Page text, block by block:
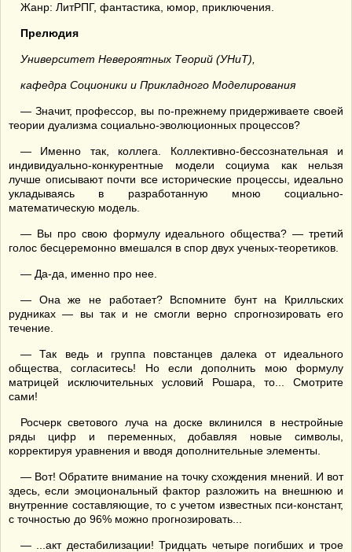
Жанр: ЛитРПГ, фантастика, юмор, приключения.
Прелюдия
Университет Невероятных Теорий (УНиТ),
кафедра Соционики и Прикладного Моделирования
— Значит, профессор, вы по-прежнему придерживаете своей
теории дуализма социально-эволюционных процессов?
— Именно так, коллега. Коллективно-бессознательная и
индивидуально-конкурентные модели социума как нельзя
лучше описывают почти все исторические процессы, идеально
укладываясь в разработанную мною социально-
математическую модель.
— Вы про свою формулу идеального общества? — третий
голос бесцеремонно вмешался в спор двух ученых-теоретиков.
— Да-да, именно про нее.
— Она же не работает? Вспомните бунт на Крилльских
рудниках — вы так и не смогли верно спрогнозировать его
течение.
— Так ведь и группа повстанцев далека от идеального
общества, согласитесь! Но если дополнить мою формулу
матрицей исключительных условий Рошара, то... Смотрите
сами!
Росчерк светового луча на доске вклинился в нестройные
ряды цифр и переменных, добавляя новые символы,
корректируя уравнения и вводя дополнительные элементы.
— Вот! Обратите внимание на точку схождения мнений. И вот
здесь, если эмоциональный фактор разложить на внешнюю и
внутренние составляющие, то с учетом известных пси-констант,
с точностью до 96% можно прогнозировать...
— ...акт дестабилизации! Тридцать четыре погибших и трое